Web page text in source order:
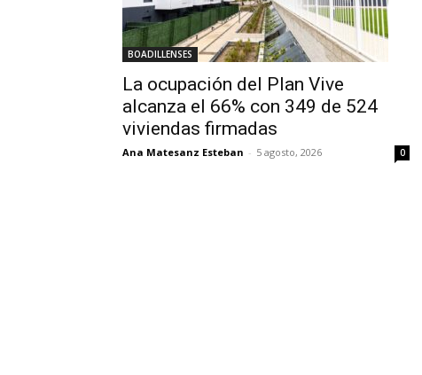
BOADILLENSES
La ocupación del Plan Vive
alcanza el 66% con 349 de 524
viviendas firmadas
Ana Matesanz Esteban - 5 agosto, 2026 0